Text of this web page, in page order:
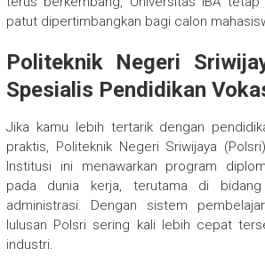
patut dipertimbangkan bagi calon
Politeknik Negeri
Spesialis Pendidikan
Jika kamu lebih tertarik dengan
praktis, Politeknik Negeri Sriwijaya
Institusi ini menawarkan program
pada dunia kerja, terutama di
administrasi. Dengan sistem
lulusan Polsri sering kali lebih cepat
industri.